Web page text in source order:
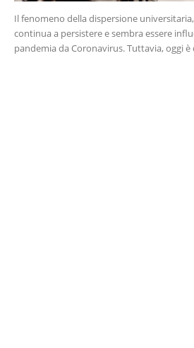
Il fenomeno della dispersione
continua a persistere e sembra essere
pandemia da Coronavirus. Tuttavia, oggi